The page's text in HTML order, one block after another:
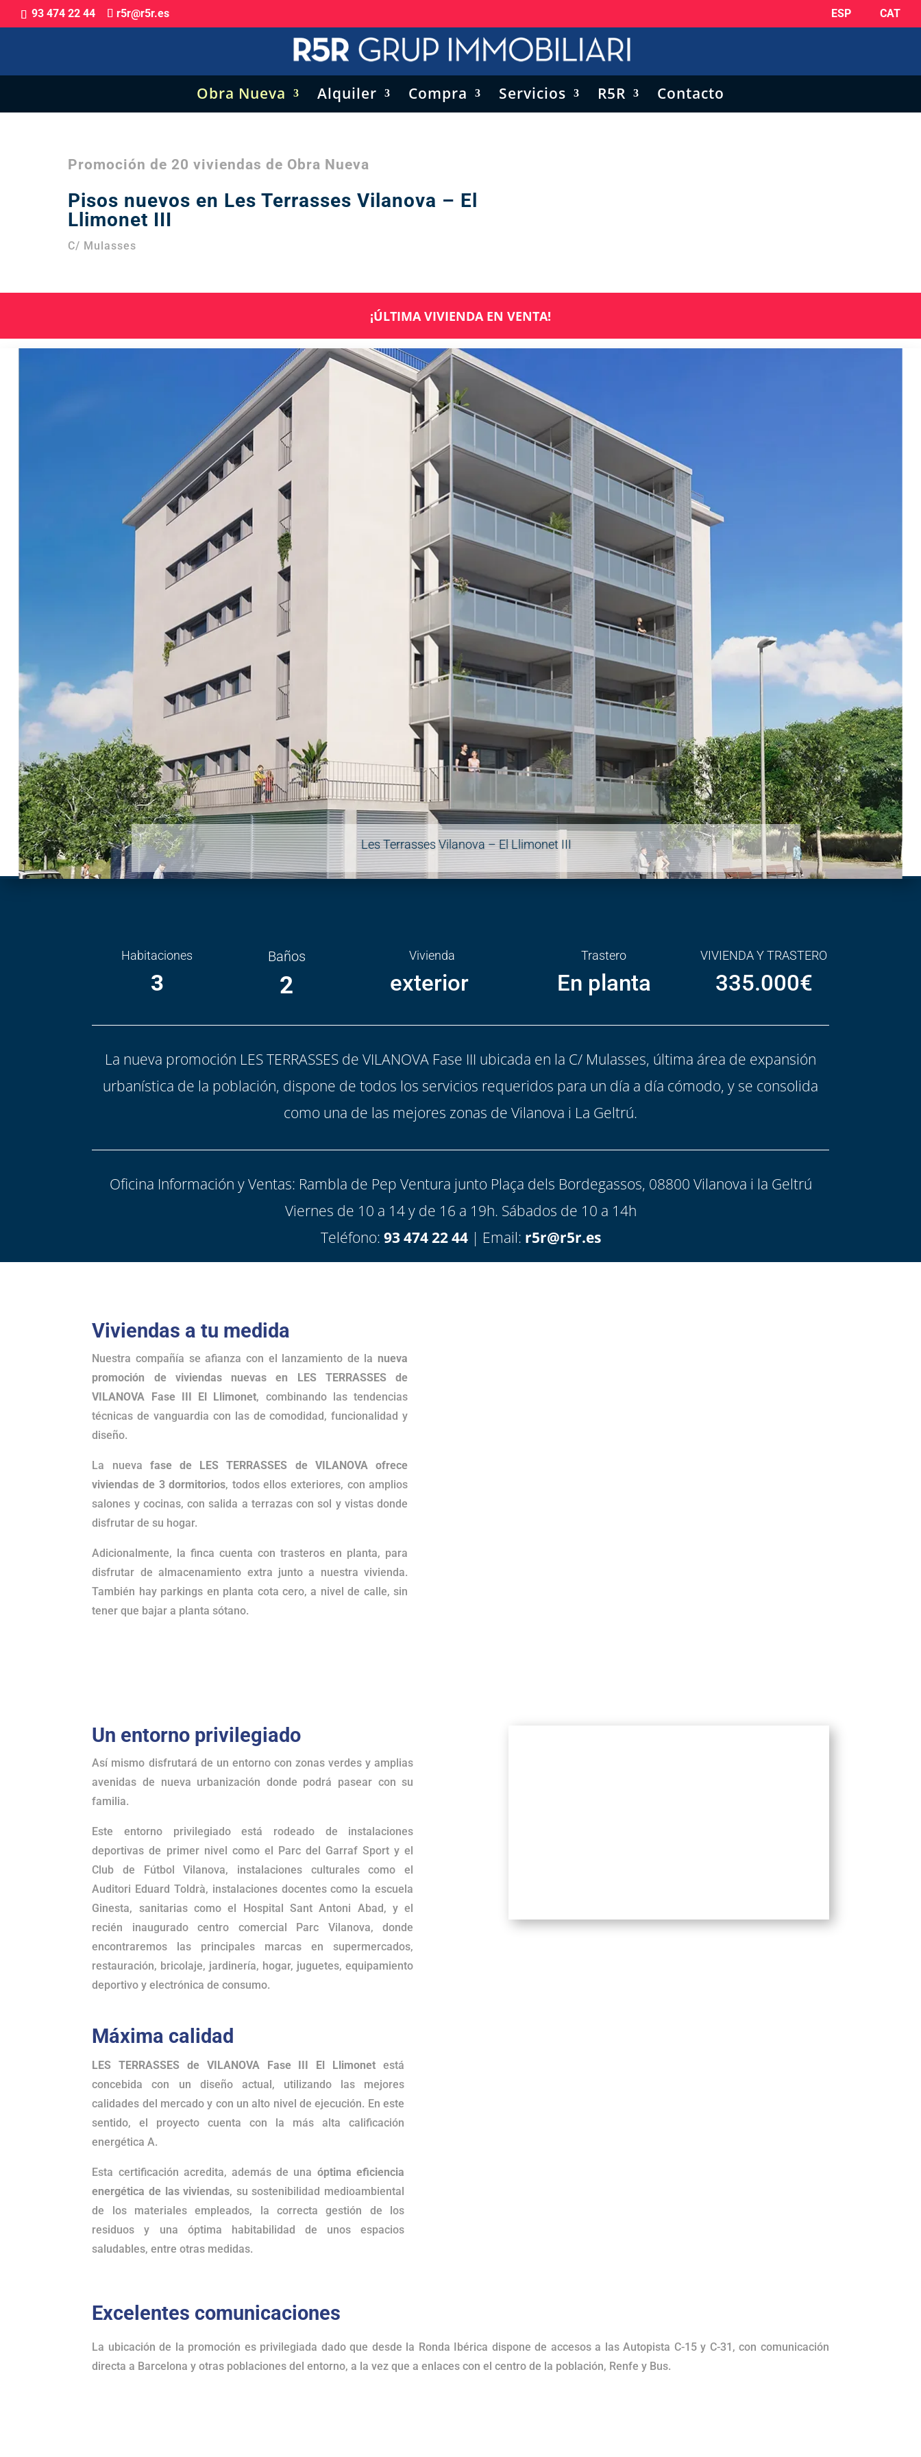
93 474 22 44 r5r@r5r.es ESP CAT
Obra Nueva Alquiler Compra Servicios R5R Contacto
Promoción de 20 viviendas de Obra Nueva
Pisos nuevos en Les Terrasses Vilanova – El
Llimonet III
C/ Mulasses
¡ÚLTIMA VIVIENDA EN VENTA!
Les Terrasses Vilanova – El Llimonet III
Habitaciones
3
Baños
2
Vivienda
exterior
Trastero
En planta
VIVIENDA Y TRASTERO
335.000€
La nueva promoción LES TERRASSES de VILANOVA Fase III ubicada en la C/ Mulasses, última área de expansión
urbanística de la población, dispone de todos los servicios requeridos para un día a día cómodo, y se consolida
como una de las mejores zonas de Vilanova i La Geltrú.
Oficina Información y Ventas: Rambla de Pep Ventura junto Plaça dels Bordegassos, 08800 Vilanova i la Geltrú
Viernes de 10 a 14 y de 16 a 19h. Sábados de 10 a 14h
Teléfono: 93 474 22 44| Email: r5r@r5r.es
Viviendas a tu medida
Nuestra compañía se afianza con el lanzamiento de la nueva
promoción de viviendas nuevas en LES TERRASSES de
VILANOVA Fase III El Llimonet, combinando las tendencias
técnicas de vanguardia con las de comodidad, funcionalidad y
diseño.
La nueva fase de LES TERRASSES de VILANOVA ofrece
viviendas de 3 dormitorios, todos ellos exteriores, con amplios
salones y cocinas, con salida a terrazas con sol y vistas donde
disfrutar de su hogar.
Adicionalmente, la finca cuenta con trasteros en planta, para
disfrutar de almacenamiento extra junto a nuestra vivienda.
También hay parkings en planta cota cero, a nivel de calle, sin
tener que bajar a planta sótano.
Un entorno privilegiado
Así mismo disfrutará de un entorno con zonas verdes y amplias
avenidas de nueva urbanización donde podrá pasear con su
familia.
Este entorno privilegiado está rodeado de instalaciones
deportivas de primer nivel como el Parc del Garraf Sport y el
Club de Fútbol Vilanova, instalaciones culturales como el
Auditori Eduard Toldrà, instalaciones docentes como la escuela
Ginesta, sanitarias como el Hospital Sant Antoni Abad, y el
recién inaugurado centro comercial Parc Vilanova, donde
encontraremos las principales marcas en supermercados,
restauración, bricolaje, jardinería, hogar, juguetes, equipamiento
deportivo y electrónica de consumo.
Máxima calidad
LES TERRASSES de VILANOVA Fase III El Llimonet está
concebida con un diseño actual, utilizando las mejores
calidades del mercado y con un alto nivel de ejecución. En este
sentido, el proyecto cuenta con la más alta calificación
energética A.
Esta certificación acredita, además de una óptima eficiencia
energética de las viviendas, su sostenibilidad medioambiental
de los materiales empleados, la correcta gestión de los
residuos y una óptima habitabilidad de unos espacios
saludables, entre otras medidas.
Excelentes comunicaciones
La ubicación de la promoción es privilegiada dado que desde la Ronda Ibérica dispone de accesos a las Autopista C-15 y C-31, con comunicación
directa a Barcelona y otras poblaciones del entorno, a la vez que a enlaces con el centro de la población, Renfe y Bus.